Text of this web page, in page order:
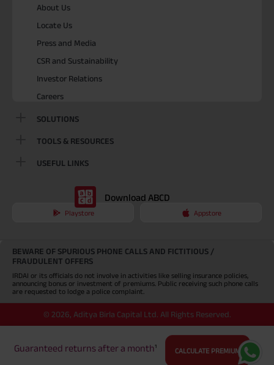
Guaranteed returns after a month¹ CALCULATE PREMIUM
About Us
Locate Us
Press and Media
CSR and Sustainability
Investor Relations
Careers
SOLUTIONS
TOOLS & RESOURCES
USEFUL LINKS
Download ABCD
Playstore Appstore
BEWARE OF SPURIOUS PHONE CALLS AND FICTITIOUS /
FRAUDULENT OFFERS
IRDAI or its officials do not involve in activities like selling insurance policies,
announcing bonus or investment of premiums. Public receiving such phone calls
are requested to lodge a police complaint.
© 2026, Aditya Birla Capital Ltd. All Rights Reserved.